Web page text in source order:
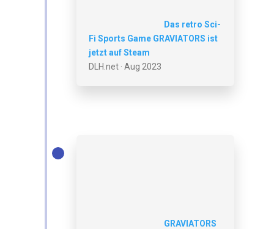
Das retro Sci-
Fi Sports Game GRAVIATORS ist
jetzt auf Steam
DLH.net · Aug 2023
GRAVIATORS